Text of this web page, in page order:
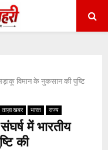
विमान के नुकसान की पुष्टि
ताज़ा खबर भारत राज्य
में भारतीय
की